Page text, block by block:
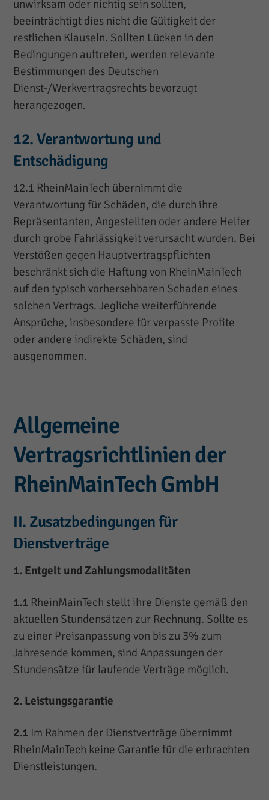
unwirksam oder nichtig sein sollten,
beeinträchtigt dies nicht die Gültigkeit der
restlichen Klauseln. Sollten Lücken in den
Bedingungen auftreten, werden relevante
Bestimmungen des Deutschen
Dienst-/Werkvertragsrechts bevorzugt
herangezogen.
12. Verantwortung und
Entschädigung
12.1 RheinMainTech übernimmt die
Verantwortung für Schäden, die durch ihre
Repräsentanten, Angestellten oder andere Helfer
durch grobe Fahrlässigkeit verursacht wurden. Bei
Verstößen gegen Hauptvertragspflichten
beschränkt sich die Haftung von RheinMainTech
auf den typisch vorhersehbaren Schaden eines
solchen Vertrags. Jegliche weiterführende
Ansprüche, insbesondere für verpasste Profite
oder andere indirekte Schäden, sind
ausgenommen.
Allgemeine
Vertragsrichtlinien der
RheinMainTech GmbH
II. Zusatzbedingungen für
Dienstverträge
1. Entgelt und Zahlungsmodalitäten
1.1 RheinMainTech stellt ihre Dienste gemäß den
aktuellen Stundensätzen zur Rechnung. Sollte es
zu einer Preisanpassung von bis zu 3% zum
Jahresende kommen, sind Anpassungen der
Stundensätze für laufende Verträge möglich.
2. Leistungsgarantie
2.1 Im Rahmen der Dienstverträge übernimmt
RheinMainTech keine Garantie für die erbrachten
Dienstleistungen.